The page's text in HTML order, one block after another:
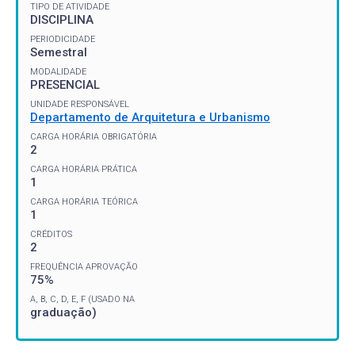
TIPO DE ATIVIDADE
DISCIPLINA
PERIODICIDADE
Semestral
MODALIDADE
PRESENCIAL
UNIDADE RESPONSÁVEL
Departamento de Arquitetura e Urbanismo
CARGA HORÁRIA OBRIGATÓRIA
2
CARGA HORÁRIA PRÁTICA
1
CARGA HORÁRIA TEÓRICA
1
CRÉDITOS
2
FREQUÊNCIA APROVAÇÃO
75%
A, B, C, D, E, F (USADO NA
graduação)